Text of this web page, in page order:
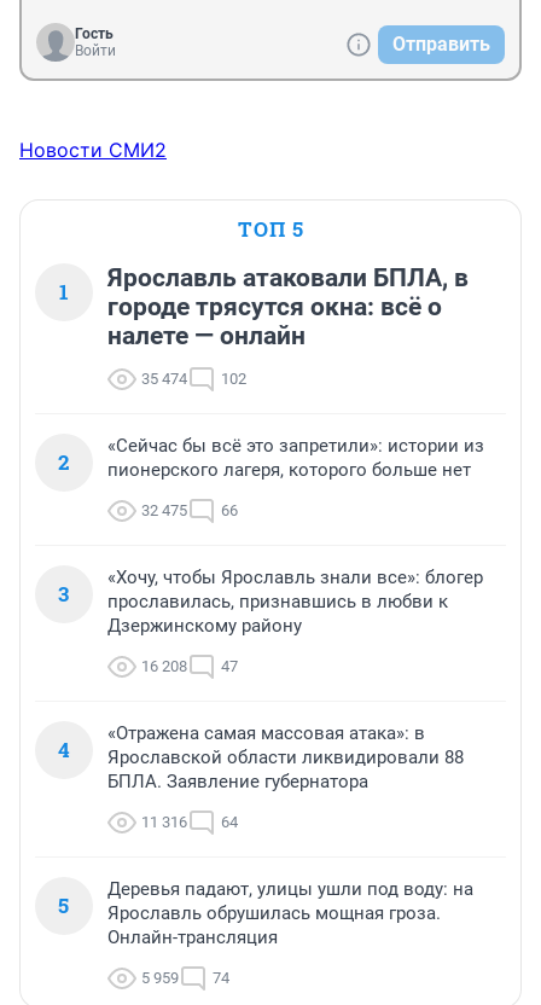
Гость
Войти
Отправить
Новости СМИ2
ТОП 5
1
Ярославль атаковали БПЛА, в
городе трясутся окна: всё о
налете — онлайн
35 474 102
2
«Сейчас бы всё это запретили»: истории из
пионерского лагеря, которого больше нет
32 475 66
3
«Хочу, чтобы Ярославль знали все»: блогер
прославилась, признавшись в любви к
Дзержинскому району
16 208 47
4
«Отражена самая массовая атака»: в
Ярославской области ликвидировали 88
БПЛА. Заявление губернатора
11 316 64
5
Деревья падают, улицы ушли под воду: на
Ярославль обрушилась мощная гроза.
Онлайн-трансляция
5 959 74